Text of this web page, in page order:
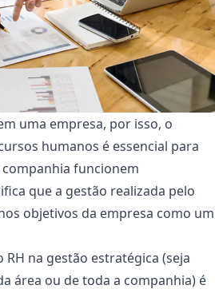
uma empresa, por isso, o
humanos é essencial para
funcionem
que a gestão realizada pelo
objetivos da empresa como um
RH na gestão estratégica (seja
área ou de toda a companhia) é